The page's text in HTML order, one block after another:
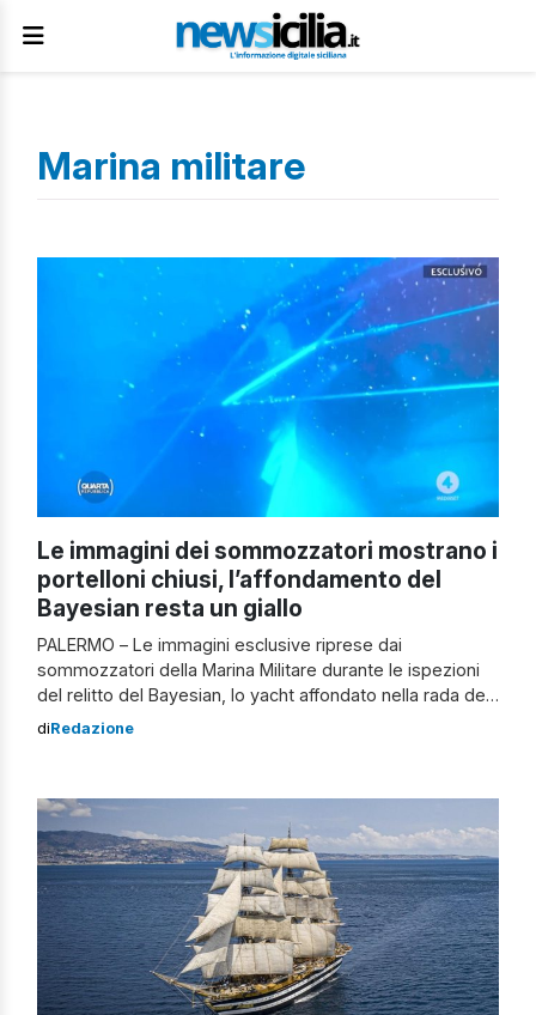
Marina militare
Le immagini dei sommozzatori mostrano i
portelloni chiusi, l’affondamento del
Bayesian resta un giallo
PALERMO – Le immagini esclusive riprese dai
sommozzatori della Marina Militare durante le ispezioni
del relitto del Bayesian, lo yacht affondato nella rada del
porto di Porticello davanti a Palermo il 19 agosto scorso,
Questi video, ora agli atti dell’inchiesta condotta […]
diRedazione